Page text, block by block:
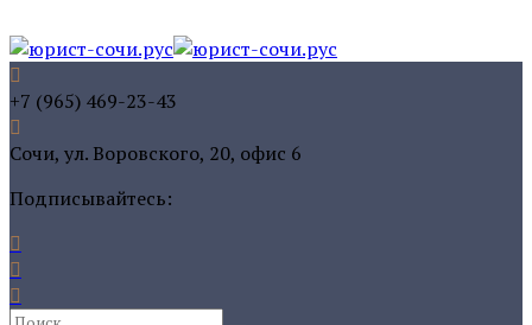
+7 (965) 469-23-43
Сочи, ул. Воровского, 20, офис 6
Подписывайтесь: